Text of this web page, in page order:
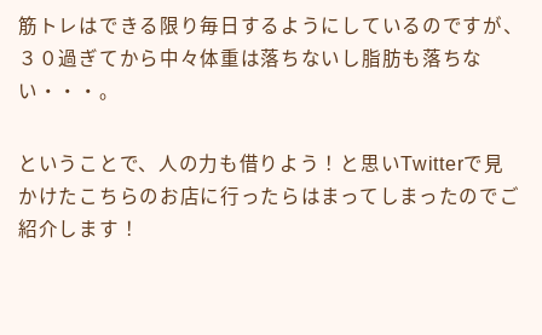
筋トレはできる限り毎日するようにしているのですが、
３０過ぎてから中々体重は落ちないし脂肪も落ちな
い・・・。
ということで、人の力も借りよう！と思いTwitterで見
かけたこちらのお店に行ったらはまってしまったのでご
紹介します！